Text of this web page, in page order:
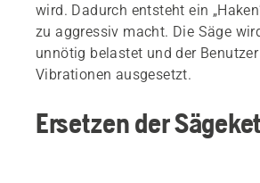
wird. Dadurch entsteht ein
zu aggressiv macht. Die Säge
unnötig belastet und der
Vibrationen ausgesetzt.
Ersetzen der